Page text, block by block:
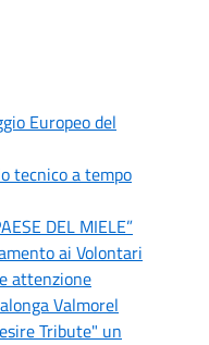
Europeo del
tecnico a tempo
DEL MIELE”
ai Volontari
attenzione
Valmorel
Tribute" un